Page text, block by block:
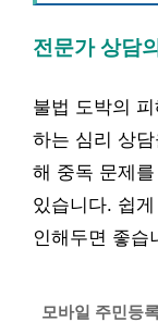
전문가 상담
불법 도박의
하는 심리 상
해 중독 문제
있습니다. 쉽
인해두면 좋습
모바일 주민등